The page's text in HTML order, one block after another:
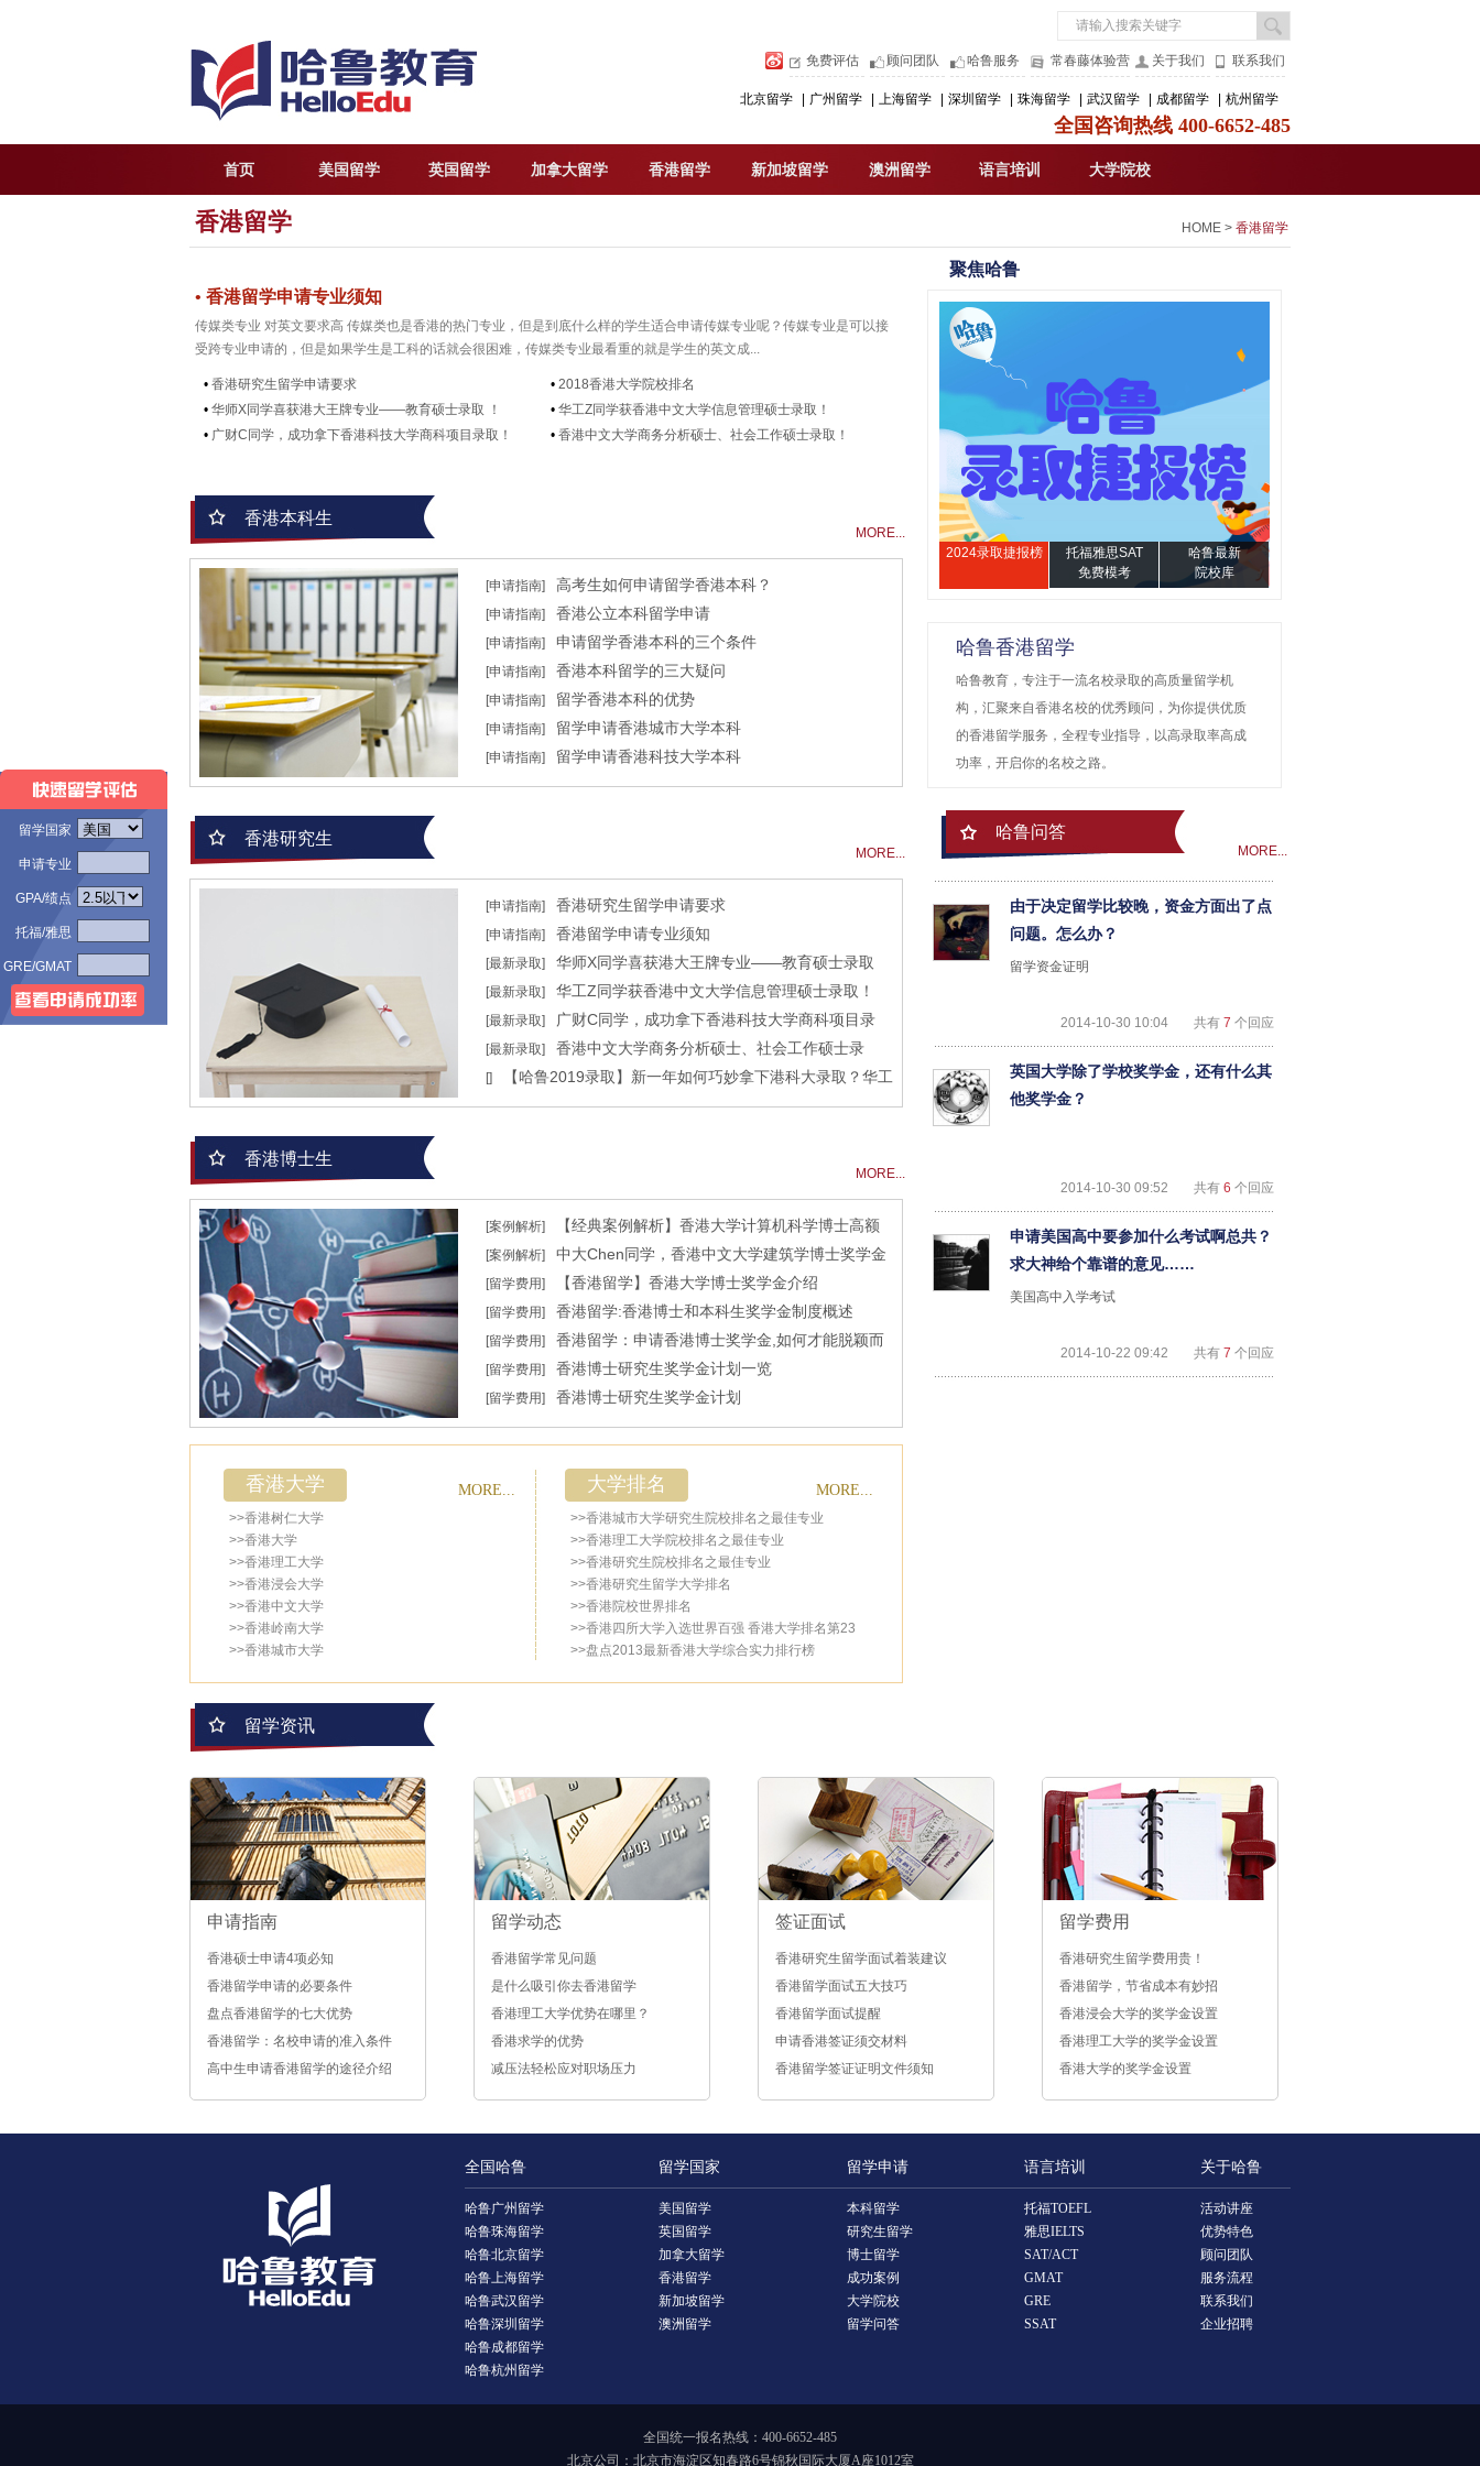
免费评估 顾问团队 哈鲁服务 常春藤体验营 关于我们 联系我们
北京留学 广州留学 上海留学 深圳留学 珠海留学 武汉留学 成都留学 杭州留学
全国咨询热线 400-6652-485
首页 美国留学 英国留学 加拿大留学 香港留学 新加坡留学 澳洲留学 语言培训 大学院校
香港留学 HOME > 香港留学
• 香港留学申请专业须知
传媒类专业 对英文要求高 传媒类也是香港的热门专业，但是到底什么样的学生适合申请传媒专业呢？传媒专业是可以接
受跨专业申请的，但是如果学生是工科的话就会很困难，传媒类专业最看重的就是学生的英文成...
• 香港研究生留学申请要求 • 2018香港大学院校排名
• 华师X同学喜获港大王牌专业——教育硕士录取 ！ • 华工Z同学获香港中文大学信息管理硕士录取！
• 广财C同学，成功拿下香港科技大学商科项目录取！ • 香港中文大学商务分析硕士、社会工作硕士录取！
香港本科生
MORE...
[申请指南] 高考生如何申请留学香港本科？
[申请指南] 香港公立本科留学申请
[申请指南] 申请留学香港本科的三个条件
[申请指南] 香港本科留学的三大疑问
[申请指南] 留学香港本科的优势
[申请指南] 留学申请香港城市大学本科
[申请指南] 留学申请香港科技大学本科
香港研究生
MORE...
[申请指南] 香港研究生留学申请要求
[申请指南] 香港留学申请专业须知
[最新录取]
华师X同学喜获港大王牌专业——教育硕士录取
！
[最新录取] 华工Z同学获香港中文大学信息管理硕士录取！
[最新录取]
广财C同学，成功拿下香港科技大学商科项目录
取！
[最新录取]
香港中文大学商务分析硕士、社会工作硕士录
取！
[]
【哈鲁2019录取】新一年如何巧妙拿下港科大录取？华工
L同学港科大化学硕士offer来了！
香港博士生
MORE...
[案例解析]
【经典案例解析】香港大学计算机科学博士高额
奖学金录取！
[案例解析]
中大Chen同学，香港中文大学建筑学博士奖学金
录取！
[留学费用] 【香港留学】香港大学博士奖学金介绍
[留学费用] 香港留学:香港博士和本科生奖学金制度概述
[留学费用]
香港留学：申请香港博士奖学金,如何才能脱颖而
出？
[留学费用] 香港博士研究生奖学金计划一览
[留学费用] 香港博士研究生奖学金计划
香港大学 MORE...
>>香港树仁大学
>>香港大学
>>香港理工大学
>>香港浸会大学
>>香港中文大学
>>香港岭南大学
>>香港城市大学
大学排名 MORE...
>>香港城市大学研究生院校排名之最佳专业
>>香港理工大学院校排名之最佳专业
>>香港研究生院校排名之最佳专业
>>香港研究生留学大学排名
>>香港院校世界排名
>>香港四所大学入选世界百强 香港大学排名第23
位
>>盘点2013最新香港大学综合实力排行榜
聚焦哈鲁
2024录取捷报榜
托福雅思SAT
免费模考
哈鲁最新
院校库
哈鲁香港留学
哈鲁教育，专注于一流名校录取的高质量留学机
构，汇聚来自香港名校的优秀顾问，为你提供优质
的香港留学服务，全程专业指导，以高录取率高成
功率，开启你的名校之路。
哈鲁问答
MORE...
由于决定留学比较晚，资金方面出了点
问题。怎么办？
留学资金证明
2014-10-30 10:04 共有 7 个回应
英国大学除了学校奖学金，还有什么其
他奖学金？
2014-10-30 09:52 共有 6 个回应
申请美国高中要参加什么考试啊总共？
求大神给个靠谱的意见……
美国高中入学考试
2014-10-22 09:42 共有 7 个回应
留学资讯
申请指南
香港硕士申请4项必知
香港留学申请的必要条件
盘点香港留学的七大优势
香港留学：名校申请的准入条件
高中生申请香港留学的途径介绍
留学动态
香港留学常见问题
是什么吸引你去香港留学
香港理工大学优势在哪里？
香港求学的优势
减压法轻松应对职场压力
签证面试
香港研究生留学面试着装建议
香港留学面试五大技巧
香港留学面试提醒
申请香港签证须交材料
香港留学签证证明文件须知
留学费用
香港研究生留学费用贵！
香港留学，节省成本有妙招
香港浸会大学的奖学金设置
香港理工大学的奖学金设置
香港大学的奖学金设置
全国哈鲁 留学国家 留学申请 语言培训 关于哈鲁
哈鲁广州留学
哈鲁珠海留学
哈鲁北京留学
哈鲁上海留学
哈鲁武汉留学
哈鲁深圳留学
哈鲁成都留学
哈鲁杭州留学
美国留学
英国留学
加拿大留学
香港留学
新加坡留学
澳洲留学
本科留学
研究生留学
博士留学
成功案例
大学院校
留学问答
托福TOEFL
雅思IELTS
SAT/ACT
GMAT
GRE
SSAT
活动讲座
优势特色
顾问团队
服务流程
联系我们
企业招聘
留学国家
申请专业
GPA/绩点
托福/雅思
GRE/GMAT
全国统一报名热线：400-6652-485
北京公司：北京市海淀区知春路6号锦秋国际大厦A座1012室